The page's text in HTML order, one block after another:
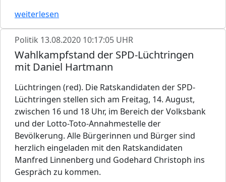
weiterlesen
Politik 13.08.2020 10:17:05 UHR
Wahlkampfstand der SPD-Lüchtringen
mit Daniel Hartmann
Lüchtringen (red). Die Ratskandidaten der SPD-
Lüchtringen stellen sich am Freitag, 14. August,
zwischen 16 und 18 Uhr, im Bereich der Volksbank
und der Lotto-Toto-Annahmestelle der
Bevölkerung. Alle Bürgerinnen und Bürger sind
herzlich eingeladen mit den Ratskandidaten
Manfred Linnenberg und Godehard Christoph ins
Gespräch zu kommen.